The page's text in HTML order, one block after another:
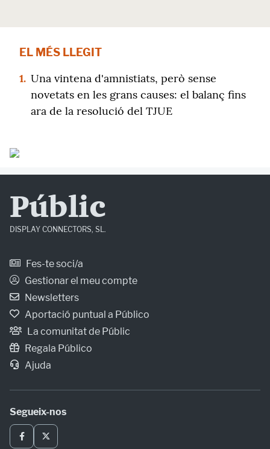
EL MÉS LLEGIT
1. Una vintena d'amnistiats, però sense
novetats en les grans causes: el balanç fins
ara de la resolució del TJUE
Públic
DISPLAY CONNECTORS, SL.
Fes-te soci/a
Gestionar el meu compte
Newsletters
Aportació puntual a Público
La comunitat de Públic
Regala Público
Ajuda
Segueix-nos